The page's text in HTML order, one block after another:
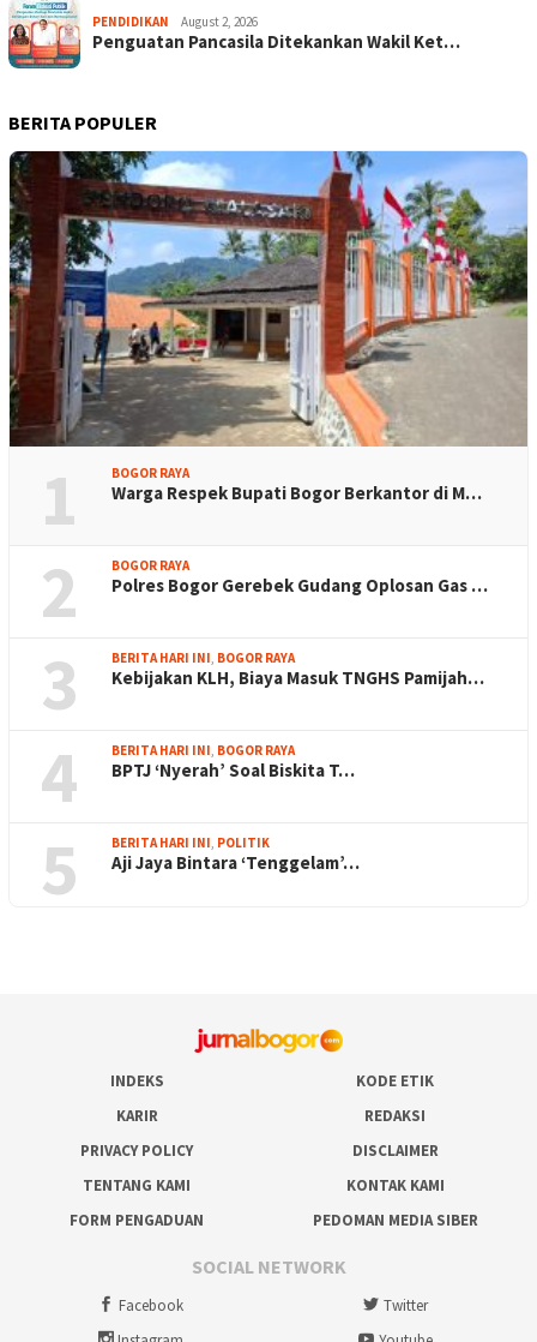
PENDIDIKAN August 2, 2026
Penguatan Pancasila Ditekankan Wakil Ket…
BERITA POPULER
1 BOGOR RAYA
Warga Respek Bupati Bogor Berkantor di M…
2 BOGOR RAYA
Polres Bogor Gerebek Gudang Oplosan Gas …
3 BERITA HARI INI, BOGOR RAYA
Kebijakan KLH, Biaya Masuk TNGHS Pamijah…
4 BERITA HARI INI, BOGOR RAYA
BPTJ ‘Nyerah’ Soal Biskita T…
5 BERITA HARI INI, POLITIK
Aji Jaya Bintara ‘Tenggelam’…
INDEKS
KODE ETIK
KARIR
REDAKSI
PRIVACY POLICY
DISCLAIMER
TENTANG KAMI
KONTAK KAMI
FORM PENGADUAN
PEDOMAN MEDIA SIBER
SOCIAL NETWORK
Facebook
Twitter